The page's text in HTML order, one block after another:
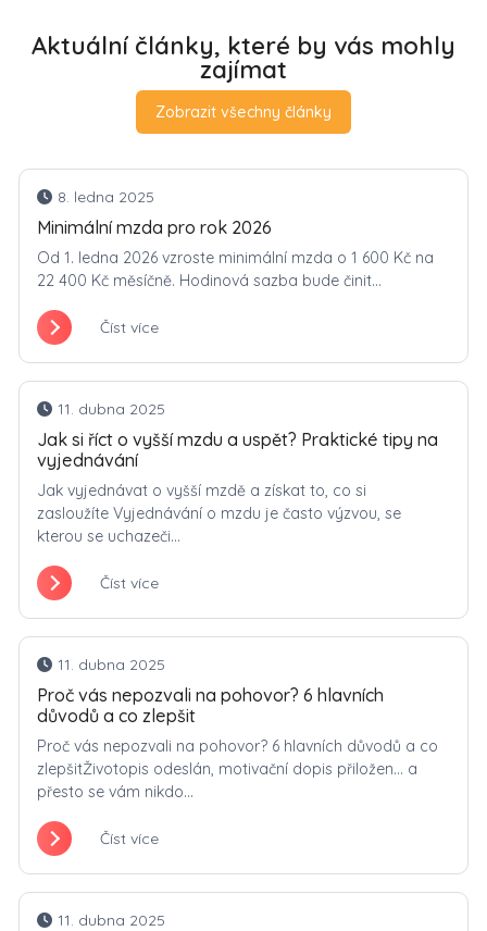
Aktuální články, které by vás mohly
zajímat
Zobrazit všechny články
8. ledna 2025
Minimální mzda pro rok 2026
Od 1. ledna 2026 vzroste minimální mzda o 1 600 Kč na
22 400 Kč měsíčně. Hodinová sazba bude činit...
Číst více
11. dubna 2025
Jak si říct o vyšší mzdu a uspět? Praktické tipy na
vyjednávání
Jak vyjednávat o vyšší mzdě a získat to, co si
zasloužíte Vyjednávání o mzdu je často výzvou, se
kterou se uchazeči...
Číst více
11. dubna 2025
Proč vás nepozvali na pohovor? 6 hlavních
důvodů a co zlepšit
Proč vás nepozvali na pohovor? 6 hlavních důvodů a co
zlepšitŽivotopis odeslán, motivační dopis přiložen… a
přesto se vám nikdo...
Číst více
11. dubna 2025